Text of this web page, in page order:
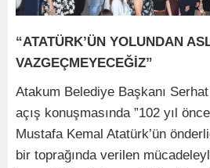
“ATATÜRK’ÜN YOLUNDAN
VAZGEÇMEYECEĞİZ”
Atakum Belediye Başkanı
açış konuşmasında ”102 yıl
Mustafa Kemal Atatürk’ün
bir toprağında verilen